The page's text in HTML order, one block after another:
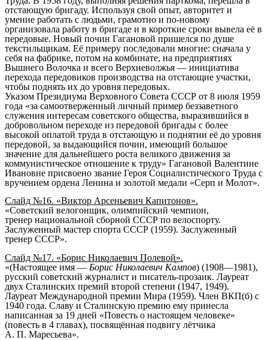
отстающую бригаду. Используя свой опыт, авторитет и
умение работать с людьми, грамотно и по-новому
организовала работу в бригаде и в короткие сроки вывела её в
передовые. Новый почин Гагановой пришелся по душе
текстильщикам. Её примеру последовали многие: сначала у
себя на фабрике, потом на комбинате, на предприятиях
Вышнего Волочка и всего Верхневолжья — инициатива
перехода передовиков производства на отстающие участки,
чтобы поднять их до уровня передовых.
Указом Президиума Верховного Совета СССР от 8 июля 1959
года «за самоотверженный личный пример беззаветного
служения интересам советского общества, выразившийся в
добровольном переходе из передовой бригады с более
высокой оплатой труда в отстающую и поднятии её до уровня
передовой, за выдающийся почин, имеющий большое
значение для дальнейшего роста великого движения за
коммунистическое отношение к труду» Гагановой Валентине
Ивановне присвоено звание Героя Социалистического Труда с
вручением ордена Ленина и золотой медали «Серп и Молот».
Слайд №16. «Виктор Арсеньевич Капитонов».
«Советский велогонщик, олимпийский чемпион,
тренер национальной сборной СССР по велоспорту.
Заслуженный мастер спорта СССР (1959). Заслуженный
тренер СССР».
Слайд №17. «Борис Николаевич Полевой».
«(Настоящее имя — Бори́с Никола́евич Ка́мпов) (1908—1981),
русский советский журналист и писатель-прозаик. Лауреат
двух Сталинских премий второй степени (1947, 1949).
Лауреат Международной премии Мира (1959). Член ВКП(б) с
1940 года. Славу и Сталинскую премию ему принесла
написанная за 19 дней «Повесть о настоящем человеке»
(повесть в 4 главах), посвящённая подвигу лётчика
А. П. Маресьева».